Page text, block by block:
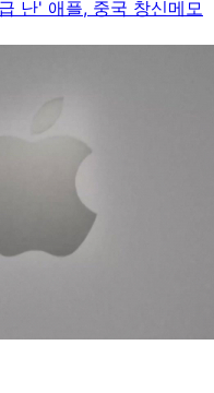
난' 애플, 중국 창신메모